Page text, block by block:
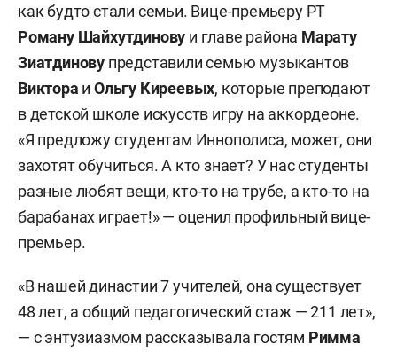
как будто стали семьи. Вице-премьеру РТ
Роману Шайхутдинову и главе района Марату
Зиатдинову представили семью музыкантов
Виктора и Ольгу Киреевых, которые преподают
в детской школе искусств игру на аккордеоне.
«Я предложу студентам Иннополиса, может, они
захотят обучиться. А кто знает? У нас студенты
разные любят вещи, кто-то на трубе, а кто-то на
барабанах играет!» — оценил профильный вице-
премьер.
«В нашей династии 7 учителей, она существует
48 лет, а общий педагогический стаж — 211 лет»,
— с энтузиазмом рассказывала гостям Римма